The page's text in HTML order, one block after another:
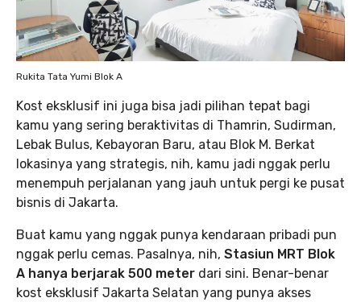
Rukita Tata Yumi Blok A
Kost eksklusif ini juga bisa jadi pilihan tepat bagi
kamu yang sering beraktivitas di Thamrin, Sudirman,
Lebak Bulus, Kebayoran Baru, atau Blok M. Berkat
lokasinya yang strategis, nih, kamu jadi nggak perlu
menempuh perjalanan yang jauh untuk pergi ke pusat
bisnis di Jakarta.
Buat kamu yang nggak punya kendaraan pribadi pun
nggak perlu cemas. Pasalnya, nih, Stasiun MRT Blok
A hanya berjarak 500 meter dari sini. Benar-benar
kost eksklusif Jakarta Selatan yang punya akses